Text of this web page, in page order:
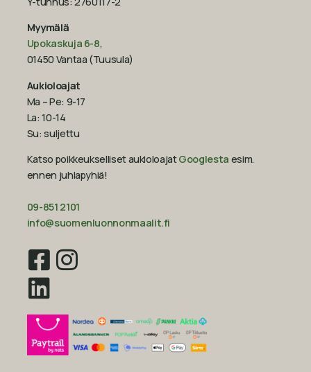
Myymälä
Upokaskuja 6-8,
01450 Vantaa (Tuusula)
Aukioloajat
Ma – Pe: 9-17
La: 10-14
Su: suljettu
Katso poikkeukselliset aukioloajatGooglesta esim.
ennen juhlapyhiä!‍
09-851 2101
info@suomenluonnonmaalit.fi